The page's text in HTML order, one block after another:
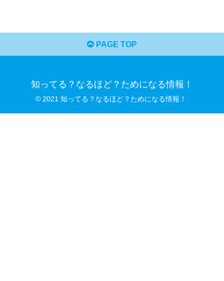
PAGE TOP
知ってる？なるほど？ためになる情報！
© 2021 知ってる？なるほど？ためになる情報！.